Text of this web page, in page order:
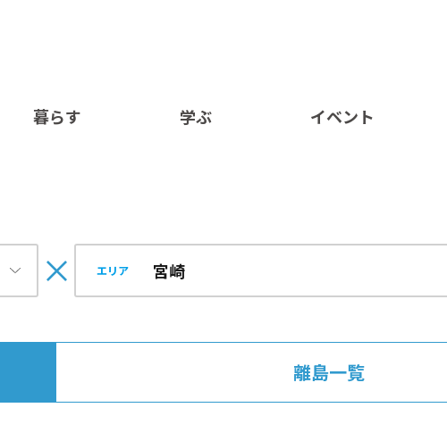
暮らす 学ぶ イベント
エリア
離島一覧